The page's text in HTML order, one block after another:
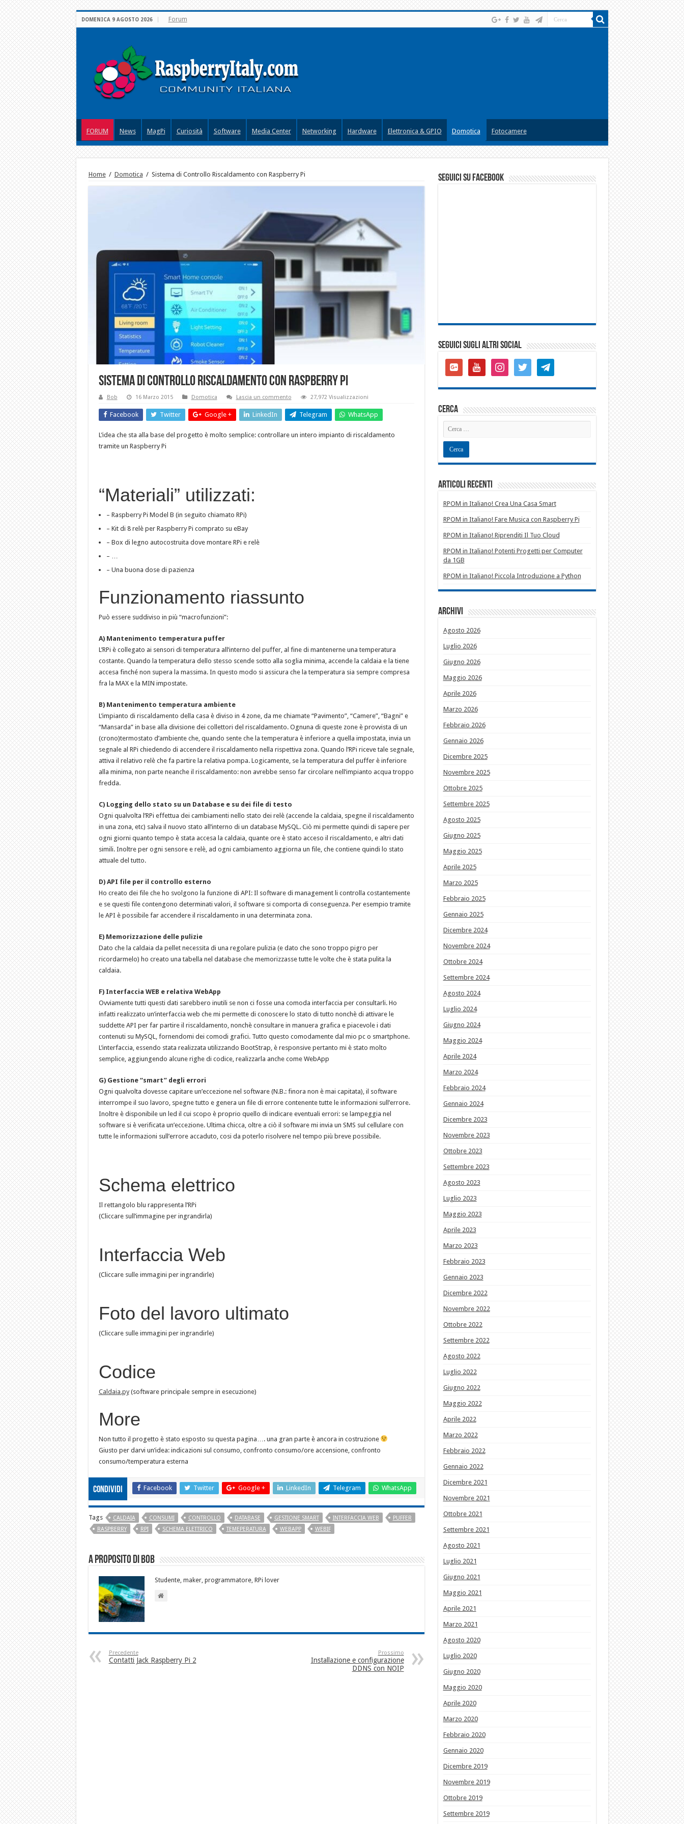
DOMENICA 9 AGOSTO 2026 Forum
FORUM News MagPi Curiosità Software Media Center Networking Hardware Elettronica & GPIO Domotica Fotocamere
Home / Domotica / Sistema di Controllo Riscaldamento con Raspberry Pi
Sistema di Controllo Riscaldamento con Raspberry Pi
Bob 16 Marzo 2015 Domotica Lascia un commento 27,972 Visualizzazioni
Facebook Twitter Google + LinkedIn Telegram WhatsApp
L’idea che sta alla base del progetto è molto semplice: controllare un intero impianto di riscaldamento
tramite un Raspberry Pi
“Materiali” utilizzati:
– Raspberry Pi Model B (in seguito chiamato RPi)
– Kit di 8 relè per Raspberry Pi comprato su eBay
– Box di legno autocostruita dove montare RPi e relè
– …
– Una buona dose di pazienza
Funzionamento riassunto
Può essere suddiviso in più “macrofunzioni”:
A) Mantenimento temperatura puffer
L’RPi è collegato ai sensori di temperatura all’interno del puffer, al fine di mantenerne una temperatura
costante. Quando la temperatura dello stesso scende sotto alla soglia minima, accende la caldaia e la tiene
accesa finché non supera la massima. In questo modo si assicura che la temperatura sia sempre compresa
fra la MAX e la MIN impostate.
B) Mantenimento temperatura ambiente
L’impianto di riscaldamento della casa è diviso in 4 zone, da me chiamate “Pavimento”, “Camere”, “Bagni” e
“Mansarda” in base alla divisione dei collettori del riscaldamento. Ognuna di queste zone è provvista di un
(crono)termostato d’ambiente che, quando sente che la temperatura è inferiore a quella impostata, invia un
segnale al RPi chiedendo di accendere il riscaldamento nella rispettiva zona. Quando l’RPi riceve tale segnale,
attiva il relativo relè che fa partire la relativa pompa. Logicamente, se la temperatura del puffer è inferiore
alla minima, non parte neanche il riscaldamento: non avrebbe senso far circolare nell’impianto acqua troppo
fredda.
C) Logging dello stato su un Database e su dei file di testo
Ogni qualvolta l’RPi effettua dei cambiamenti nello stato dei relè (accende la caldaia, spegne il riscaldamento
in una zona, etc) salva il nuovo stato all’interno di un database MySQL. Ciò mi permette quindi di sapere per
ogni giorni quanto tempo è stata accesa la caldaia, quante ore è stato acceso il riscaldamento, e altri dati
simili. Inoltre per ogni sensore e relè, ad ogni cambiamento aggiorna un file, che contiene quindi lo stato
attuale del tutto.
D) API file per il controllo esterno
Ho creato dei file che ho svolgono la funzione di API: Il software di management li controlla costantemente
e se questi file contengono determinati valori, il software si comporta di conseguenza. Per esempio tramite
le API è possibile far accendere il riscaldamento in una determinata zona.
E) Memorizzazione delle pulizie
Dato che la caldaia da pellet necessita di una regolare pulizia (e dato che sono troppo pigro per
ricordarmelo) ho creato una tabella nel database che memorizzasse tutte le volte che è stata pulita la
caldaia.
F) Interfaccia WEB e relativa WebApp
Ovviamente tutti questi dati sarebbero inutili se non ci fosse una comoda interfaccia per consultarli. Ho
infatti realizzato un’interfaccia web che mi permette di conoscere lo stato di tutto nonchè di attivare le
suddette API per far partire il riscaldamento, nonchè consultare in manuera grafica e piacevole i dati
contenuti su MySQL, fornendomi dei comodi grafici. Tutto questo comodamente dal mio pc o smartphone.
L’interfaccia, essendo stata realizzata utilizzando BootStrap, è responsive pertanto mi è stato molto
semplice, aggiungendo alcune righe di codice, realizzarla anche come WebApp
G) Gestione “smart” degli errori
Ogni qualvolta dovesse capitare un’eccezione nel software (N.B.: finora non è mai capitata), il software
interrompe il suo lavoro, spegne tutto e genera un file di errore contenente tutte le informazioni sull’errore.
Inoltre è disponibile un led il cui scopo è proprio quello di indicare eventuali errori: se lampeggia nel
software si è verificata un’eccezione. Ultima chicca, oltre a ciò il software mi invia un SMS sul cellulare con
tutte le informazioni sull’errore accaduto, cosi da poterlo risolvere nel tempo più breve possibile.
Schema elettrico
Il rettangolo blu rappresenta l’RPi
(Cliccare sull’immagine per ingrandirla)
Interfaccia Web
(Cliccare sulle immagini per ingrandirle)
Foto del lavoro ultimato
(Cliccare sulle immagini per ingrandirle)
Codice
Caldaia.py(software principale sempre in esecuzione)
More
Non tutto il progetto è stato esposto su questa pagina…. una gran parte è ancora in costruzione
Giusto per darvi un’idea: indicazioni sul consumo, confronto consumo/ore accensione, confronto
consumo/temperatura esterna
Condividi Facebook Twitter Google + LinkedIn Telegram WhatsApp
Tags CALDAIA CONSUMI CONTROLLO DATABASE GESTIONE SMART INTERFACCIA WEB
PUFFER
RASPBERRY
RPI SCHEMA ELETTRICO TEMEPERATURA WEBAPP WEBIF
A proposito di Bob
Studente, maker, programmatore, RPi lover
Precedente
Contatti Jack Raspberry Pi 2
Prossimo
Installazione e configurazione
DDNS con NOIP
seguici su facebook
SEGUICI SUGLI ALTRI SOCIAL
google-
plus-
youtube instagramtwitter telegram
cerca
Articoli recenti
RPOM in Italiano! Crea Una Casa Smart
RPOM in Italiano! Fare Musica con Raspberry Pi
RPOM in Italiano! Riprenditi Il Tuo Cloud
RPOM in Italiano! Potenti Progetti per Computer
da 1GB
RPOM in Italiano! Piccola Introduzione a Python
Archivi
Agosto 2026
Luglio 2026
Giugno 2026
Maggio 2026
Aprile 2026
Marzo 2026
Febbraio 2026
Gennaio 2026
Dicembre 2025
Novembre 2025
Ottobre 2025
Settembre 2025
Agosto 2025
Giugno 2025
Maggio 2025
Aprile 2025
Marzo 2025
Febbraio 2025
Gennaio 2025
Dicembre 2024
Novembre 2024
Ottobre 2024
Settembre 2024
Agosto 2024
Luglio 2024
Giugno 2024
Maggio 2024
Aprile 2024
Marzo 2024
Febbraio 2024
Gennaio 2024
Dicembre 2023
Novembre 2023
Ottobre 2023
Settembre 2023
Agosto 2023
Luglio 2023
Maggio 2023
Aprile 2023
Marzo 2023
Febbraio 2023
Gennaio 2023
Dicembre 2022
Novembre 2022
Ottobre 2022
Settembre 2022
Agosto 2022
Luglio 2022
Giugno 2022
Maggio 2022
Aprile 2022
Marzo 2022
Febbraio 2022
Gennaio 2022
Dicembre 2021
Novembre 2021
Ottobre 2021
Settembre 2021
Agosto 2021
Luglio 2021
Giugno 2021
Maggio 2021
Aprile 2021
Marzo 2021
Agosto 2020
Luglio 2020
Giugno 2020
Maggio 2020
Aprile 2020
Marzo 2020
Febbraio 2020
Gennaio 2020
Dicembre 2019
Novembre 2019
Ottobre 2019
Settembre 2019